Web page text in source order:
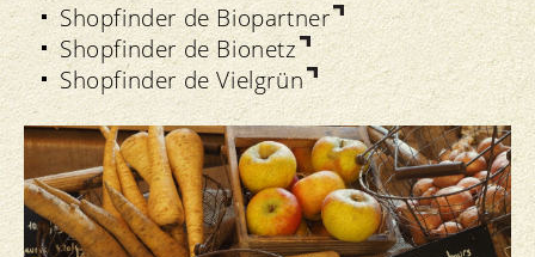
Shopfinder de Biopartner
Shopfinder de Bionetz
Shopfinder de Vielgrün